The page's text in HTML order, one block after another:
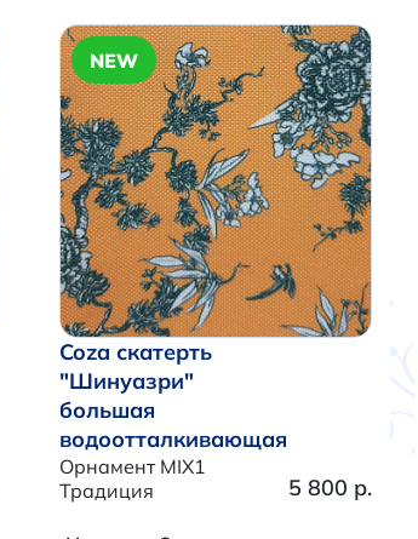
NEW
Coza скатерть
"Шинуазри"
большая
водоотталкивающая
Орнамент MIX1
Традиция
5 800 р.